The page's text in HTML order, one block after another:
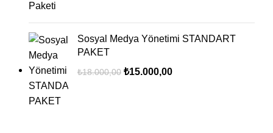
Sosyal Medya Yönetimi STANDART
PAKET
₺18.000,00 ₺15.000,00